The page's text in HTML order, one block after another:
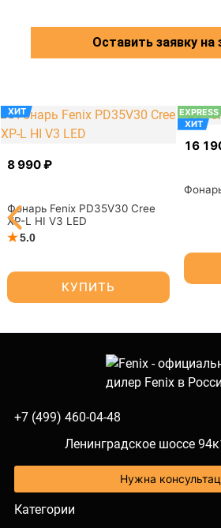
Оставить заявку на
ХИТ
Фонарь Fenix PD35V30 Cree
XP-L HI V3 LED
5.0
КУПИТЬ
EXPRESS
ХИТ
+7 (499) 460-04-48
Ленинградское шоссе
Нужна
Категории